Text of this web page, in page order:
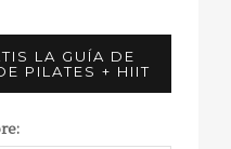
LA GUÍA DE
PILATES + HIIT